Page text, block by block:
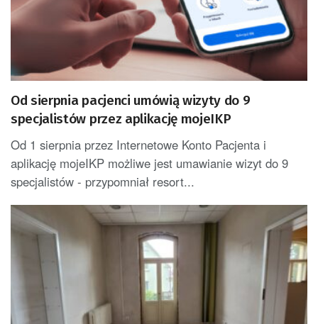
Od sierpnia pacjenci umówią wizyty do 9
specjalistów przez aplikację mojeIKP
Od 1 sierpnia przez Internetowe Konto Pacjenta i
aplikację mojeIKP możliwe jest umawianie wizyt do 9
specjalistów - przypomniał resort...